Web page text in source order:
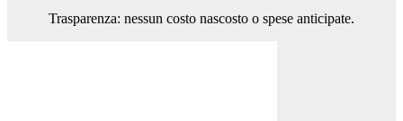
Trasparenza: nessun costo nascosto o spese anticipate.